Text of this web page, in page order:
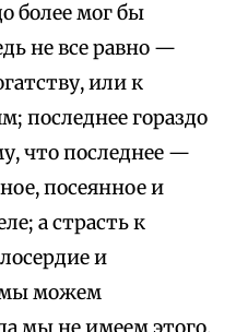
более мог бы
не все равно —
или к
последнее гораздо
что последнее —
посеянное и
а страсть к
и
мы можем